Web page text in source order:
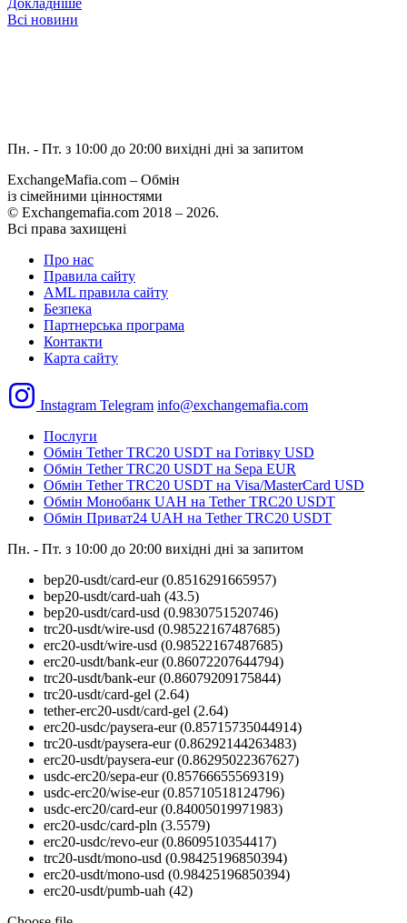
Докладніше
Всі новини
Пн. - Пт. з 10:00 до 20:00 вихідні дні за запитом
ExchangeMafia.com – Обмін
із сімейними цінностями
© Exchangemafia.com 2018 – 2026.
Всі права захищені
Про нас
Правила сайту
AML правила сайту
Безпека
Партнерська програма
Контакти
Карта сайту
Instagram Telegram info@exchangemafia.com
Послуги
Обмін Tether TRC20 USDT на Готівку USD
Обмін Tether TRC20 USDT на Sepa EUR
Обмін Tether TRC20 USDT на Visa/MasterCard USD
Обмін Монобанк UAH на Tether TRC20 USDT
Обмін Приват24 UAH на Tether TRC20 USDT
Пн. - Пт. з 10:00 до 20:00 вихідні дні за запитом
bep20-usdt/card-eur (0.8516291665957)
bep20-usdt/card-uah (43.5)
bep20-usdt/card-usd (0.9830751520746)
trc20-usdt/wire-usd (0.98522167487685)
erc20-usdt/wire-usd (0.98522167487685)
erc20-usdt/bank-eur (0.86072207644794)
trc20-usdt/bank-eur (0.86079209175844)
trc20-usdt/card-gel (2.64)
tether-erc20-usdt/card-gel (2.64)
erc20-usdc/paysera-eur (0.85715735044914)
trc20-usdt/paysera-eur (0.86292144263483)
erc20-usdt/paysera-eur (0.86295022367627)
usdc-erc20/sepa-eur (0.85766655569319)
usdc-erc20/wise-eur (0.85710518124796)
usdc-erc20/card-eur (0.84005019971983)
erc20-usdc/card-pln (3.5579)
erc20-usdc/revo-eur (0.8609510354417)
trc20-usdt/mono-usd (0.98425196850394)
erc20-usdt/mono-usd (0.98425196850394)
erc20-usdt/pumb-uah (42)